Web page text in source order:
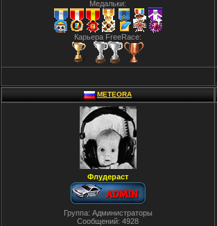
Медальки:
Карьера FreeRace:
METEORA
Флудераст
Группа: Администраторы
Сообщений: 4928